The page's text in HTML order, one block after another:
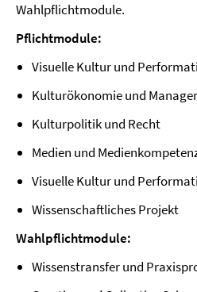
Wahlpflichtmodule.
Pflichtmodule:
Visuelle Kultur und
Kulturökonomie und
Kulturpolitik und Recht
Medien und
Visuelle Kultur und
Wissenschaftliches Projekt
Wahlpflichtmodule:
Wissenstransfer und